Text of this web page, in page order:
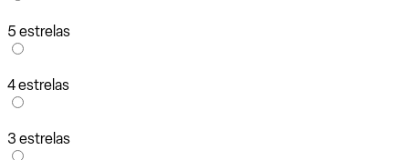
5 estrelas
4 estrelas
3 estrelas